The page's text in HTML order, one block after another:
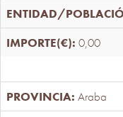
0,00
Araba